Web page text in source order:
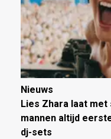
Nieuws
Lies Zhara laat
mannen altijd
dj-sets